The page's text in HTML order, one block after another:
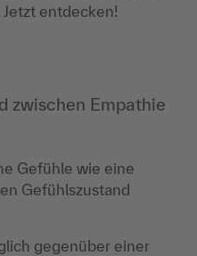
entdecken!
zwischen Empathie
Gefühle wie eine
Gefühlszustand
gegenüber einer